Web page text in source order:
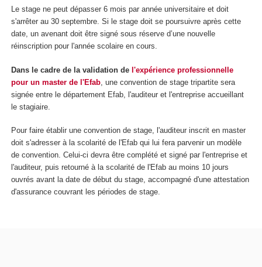
Le stage ne peut dépasser 6 mois par année universitaire et doit
s'arrêter au 30 septembre. Si le stage doit se poursuivre après cette
date, un avenant doit être signé sous réserve d’une nouvelle
réinscription pour l'année scolaire en cours.
Dans le cadre de la validation de l'expérience professionnelle
pour un master de l'Efab , une convention de stage tripartite sera
signée entre le département Efab, l'auditeur et l'entreprise accueillant
le stagiaire.
Pour faire établir une convention de stage, l'auditeur inscrit en master
doit s'adresser à la scolarité de l'Efab qui lui fera parvenir un modèle
de convention. Celui-ci devra être complété et signé par l'entreprise et
l'auditeur, puis retourné à la scolarité de l'Efab au moins 10 jours
ouvrés avant la date de début du stage, accompagné d'une attestation
d'assurance couvrant les périodes de stage.